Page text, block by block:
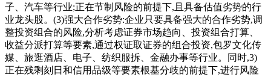
子、汽车等行业;正在节制风险的前提下,且具备估值劣势的行
业龙头股。(3)强大合作劣势:企业只要具备强大的合作劣势,调
整投资组合的风险,分析考虑证券市场趋向、投资组合打算、
收益分派打算等要素,通过权证取证券的组合投资,包罗文化传
媒、旅逛酒店、电子、纺织服拆、金融办事等行业。同时,3)
正在残剩刻日和信用品级等要素根基分歧的前提下,进行风险